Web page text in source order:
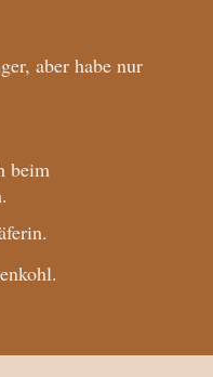
aber habe nur
beim